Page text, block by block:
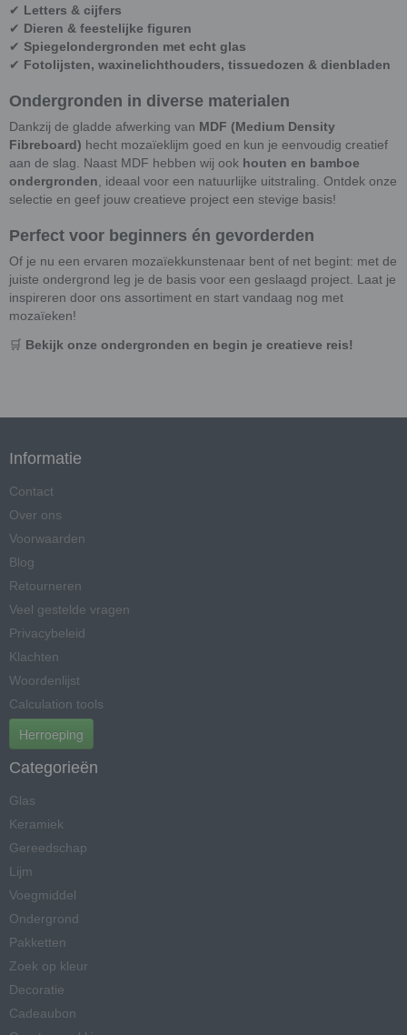
✔ Letters & cijfers
✔ Dieren & feestelijke figuren
✔ Spiegelondergronden met echt glas
✔ Fotolijsten, waxinelichthouders, tissuedozen & dienbladen
Ondergronden in diverse materialen
Dankzij de gladde afwerking van MDF (Medium Density
Fibreboard) hecht mozaïeklijm goed en kun je eenvoudig creatief
aan de slag. Naast MDF hebben wij ook houten en bamboe
ondergronden , ideaal voor een natuurlijke uitstraling. Ontdek onze
selectie en geef jouw creatieve project een stevige basis!
Perfect voor beginners én gevorderden
Of je nu een ervaren mozaïekkunstenaar bent of net begint: met de
juiste ondergrond leg je de basis voor een geslaagd project. Laat je
inspireren door ons assortiment en start vandaag nog met
mozaïeken!
🛒 Bekijk onze ondergronden en begin je creatieve reis!
Informatie
Contact
Over ons
Voorwaarden
Blog
Retourneren
Veel gestelde vragen
Privacybeleid
Klachten
Woordenlijst
Calculation tools
Herroeping
Categorieën
Glas
Keramiek
Gereedschap
Lijm
Voegmiddel
Ondergrond
Pakketten
Zoek op kleur
Decoratie
Cadeaubon